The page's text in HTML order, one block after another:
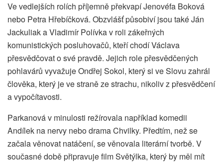
Ve vedlejších rolích příjemně překvapí Jenovéfa Boková
nebo Petra Hřebíčková. Obzvlášť působiví jsou také Ján
Jackuliak a Vladimír Polívka v roli zákeřných
komunistických posluhovačů, kteří chodí Václava
přesvědčovat o své pravdě. Jejich role přesvědčených
pohlavárů vyvažuje Ondřej Sokol, který si ve Slovu zahrál
člověka, který je ve straně ze strachu, nikoliv z přesvědčení
a vypočítavosti.
Parkanová v minulosti režírovala například komedii
Andílek na nervy nebo drama Chvilky. Předtím, než se
začala věnovat natáčení, se věnovala literární tvorbě. V
současné době připravuje film Světýlka, který by měl mít